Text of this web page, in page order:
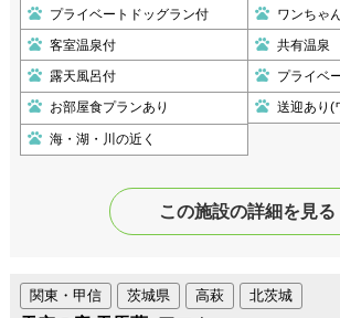
プライベートドッグラン付 ワンちゃ
客室温泉付 共有温泉
露天風呂付 プライベ
お部屋食プランあり 送迎あり(
海・湖・川の近く
この施設の詳細を見る
高萩 北茨城
関東・甲信 茨城県